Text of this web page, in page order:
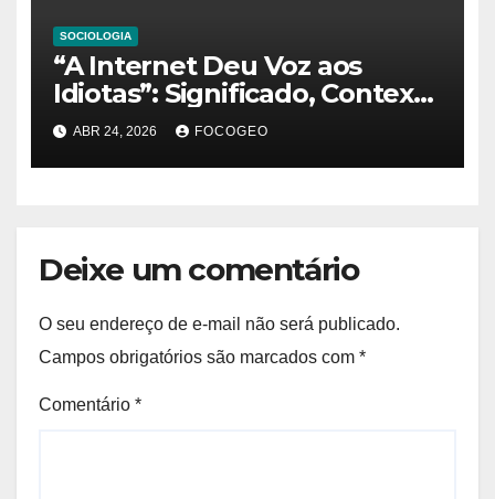
SOCIOLOGIA
“A Internet Deu Voz aos
Idiotas”: Significado, Contexto
e Análise Sociológica na Era
Digital
ABR 24, 2026 FOCOGEO
Deixe um comentário
O seu endereço de e-mail não será publicado.
Campos obrigatórios são marcados com *
Comentário *